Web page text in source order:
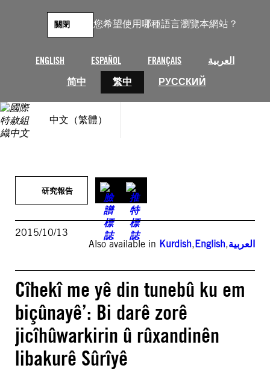
您希望使用哪種語言瀏覽本網站？
ENGLISH ESPAÑOL FRANÇAIS
العربية
简中
繁中 РУССКИЙ
關閉
中文（繁體）
研究報告
2015/10/13
Also available in Kurdish,English,العربية
Cîhekî me yê din tunebû ku em
biçûnayê’: Bi darê zorê
jicîhûwarkirin û rûxandinên
libakurê Sûrîyê